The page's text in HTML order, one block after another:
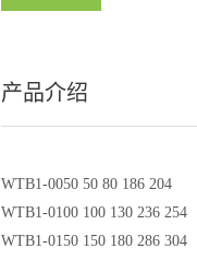
产品介绍
WTB1-0050 50 80 186 204
WTB1-0100 100 130 236 254
WTB1-0150 150 180 286 304